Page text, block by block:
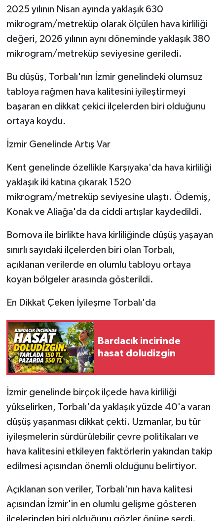
2025 yılının Nisan ayında yaklaşık 630
mikrogram/metreküp olarak ölçülen hava kirliliği
değeri, 2026 yılının aynı döneminde yaklaşık 380
mikrogram/metreküp seviyesine geriledi.
Bu düşüş, Torbalı'nın İzmir genelindeki olumsuz
tabloya rağmen hava kalitesini iyileştirmeyi
başaran en dikkat çekici ilçelerden biri olduğunu
ortaya koydu.
İzmir Genelinde Artış Var
Kent genelinde özellikle Karşıyaka'da hava kirliliği
yaklaşık iki katına çıkarak 1520
mikrogram/metreküp seviyesine ulaştı. Ödemiş,
Konak ve Aliağa'da da ciddi artışlar kaydedildi.
Bornova ile birlikte hava kirliliğinde düşüş yaşayan
sınırlı sayıdaki ilçelerden biri olan Torbalı,
açıklanan verilerde en olumlu tabloyu ortaya
koyan bölgeler arasında gösterildi.
En Dikkat Çeken İyileşme Torbalı'da
Bardacık incirinde
hasat doludizgin
İzmir genelinde birçok ilçede hava kirliliği
yükselirken, Torbalı'da yaklaşık yüzde 40'a varan
düşüş yaşanması dikkat çekti. Uzmanlar, bu tür
iyileşmelerin sürdürülebilir çevre politikaları ve
hava kalitesini etkileyen faktörlerin yakından takip
edilmesi açısından önemli olduğunu belirtiyor.
Açıklanan son veriler, Torbalı'nın hava kalitesi
açısından İzmir'in en olumlu gelişme gösteren
ilçelerinden biri olduğunu gözler önüne serdi.